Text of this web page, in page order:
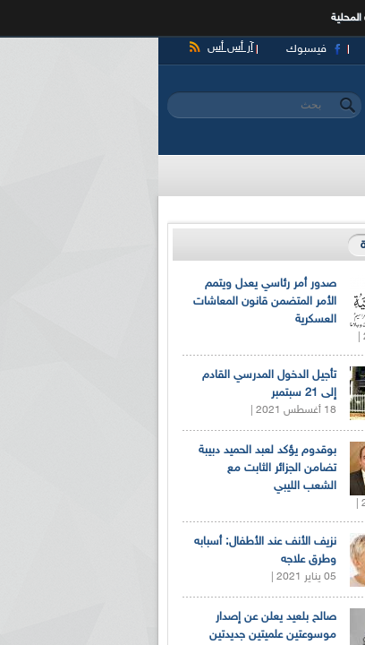
المحلية
آر أس أس فيسبوك
استمارة البحث
‏بحث ‏
صدور أمر رئاسي يعدل ويتمم
الأمر المتضمن قانون المعاشات
العسكرية
تأجيل الدخول المدرسي القادم
إلى 21 سبتمبر
18 أغسطس 2021 |
بوقدوم يؤكد لعبد الحميد دبيبة
تضامن الجزائر الثابت مع
الشعب الليبي
نزيف الأنف عند الأطفال: أسبابه
وطرق علاجه
05 يناير 2021 |
صالح بلعيد يعلن عن إصدار
موسوعتين علميتين جديدتين